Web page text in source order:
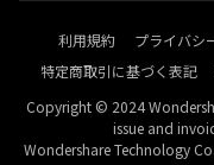
利用規約 プライバシ
特定商取引に基づく表記
Copyright © 2024
issue and
Wondershare Technology